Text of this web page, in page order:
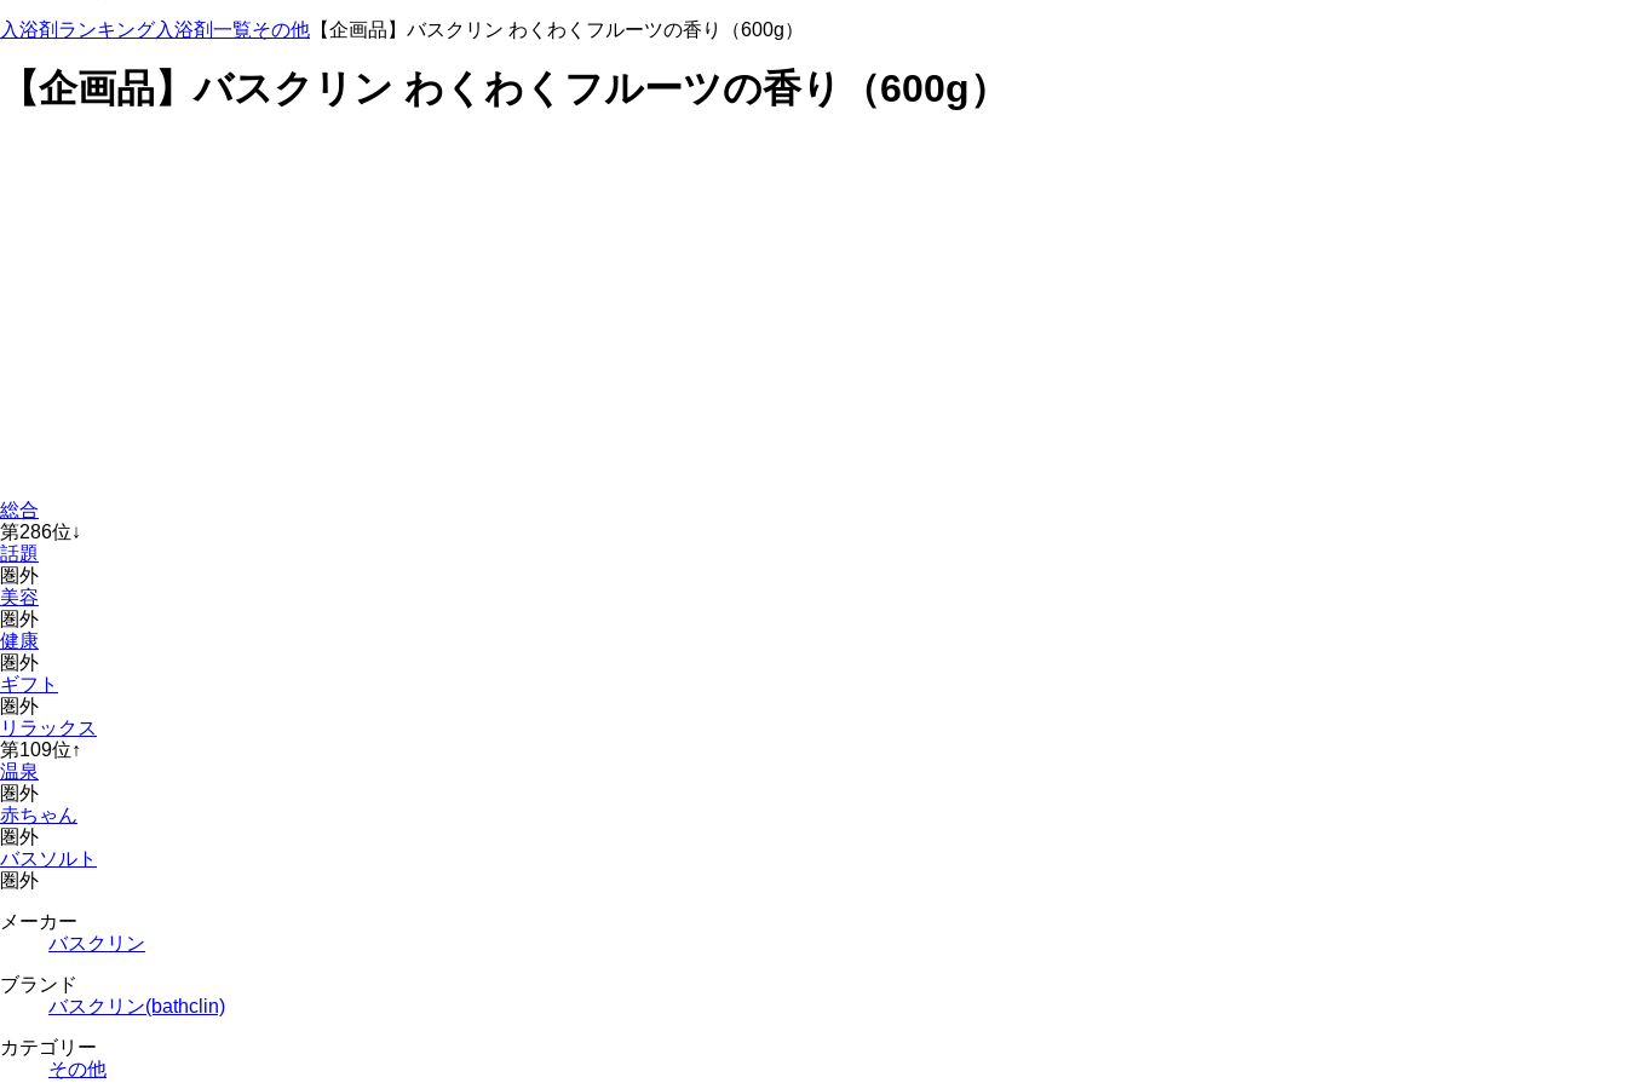
入浴剤ランキング入浴剤一覧その他 【企画品】バスクリン わくわくフルーツの香り（600g）
【企画品】バスクリン わくわくフルーツの香り（600g）
総合
第286位↓
話題
圏外
美容
圏外
健康
圏外
ギフト
圏外
リラックス
第109位↑
温泉
圏外
赤ちゃん
圏外
バスソルト
圏外
メーカー
バスクリン
ブランド
バスクリン(bathclin)
カテゴリー
その他